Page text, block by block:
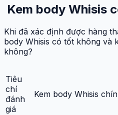
Kem body Whisis
Khi đã xác định được hàng
body Whisis có tốt không và
không?
Tiêu
chí
đánh
giá
Kem body Whisis